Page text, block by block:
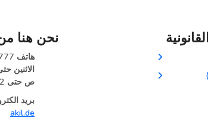
نحن هنا
هاتف
ص حتى 12 ظهرًا
بريد
akil.de